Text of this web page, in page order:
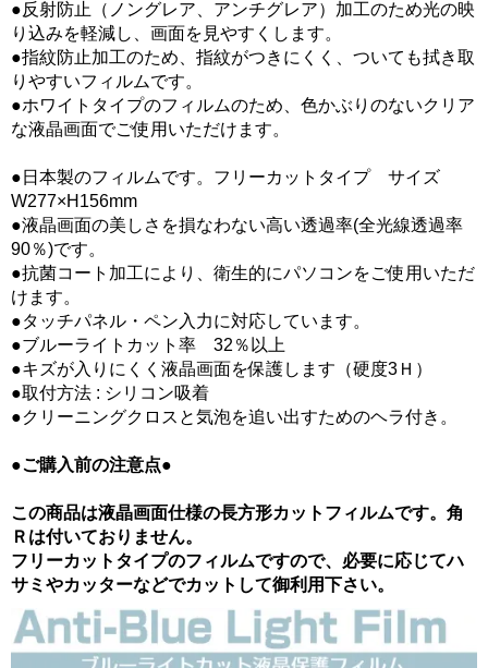
●反射防止（ノングレア、アンチグレア）加工のため光の映
り込みを軽減し、画面を見やすくします。
●指紋防止加工のため、指紋がつきにくく、ついても拭き取
りやすいフィルムです。
●ホワイトタイプのフィルムのため、色かぶりのないクリア
な液晶画面でご使用いただけます。
●日本製のフィルムです。フリーカットタイプ サイズ
W277×H156mm
●液晶画面の美しさを損なわない高い透過率(全光線透過率
90％)です。
●抗菌コート加工により、衛生的にパソコンをご使用いただ
けます。
●タッチパネル・ペン入力に対応しています。
●ブルーライトカット率 32％以上
●キズが入りにくく液晶画面を保護します（硬度3Ｈ）
●取付方法 : シリコン吸着
●クリーニングクロスと気泡を追い出すためのヘラ付き。
●ご購入前の注意点●
この商品は液晶画面仕様の長方形カットフィルムです。角
Ｒは付いておりません。
フリーカットタイプのフィルムですので、必要に応じてハ
サミやカッターなどでカットして御利用下さい。